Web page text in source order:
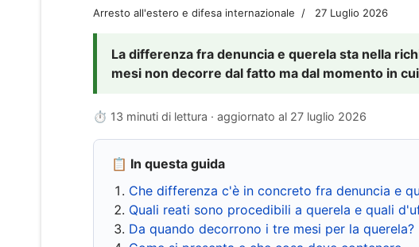
Arresto all'estero e difesa internazionale 27 Luglio 2026
La differenza fra denuncia e querela sta nella
mesi non decorre dal fatto ma dal momento in
⏱ 13 minuti di lettura · aggiornato al 27 luglio 2026
📋 In questa guida
Che differenza c'è in concreto fra denuncia e
Quali reati sono procedibili a querela e quali
Da quando decorrono i tre mesi per la querela?